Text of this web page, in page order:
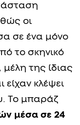
οι
σε ένα μόνο
το σκηνικό
της ίδιας
είχαν κλέψει
Το μπαράζ
μέσα σε 24